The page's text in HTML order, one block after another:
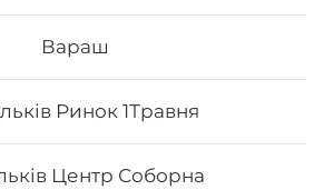
Вараш
Ринок 1Травня
Центр Соборна